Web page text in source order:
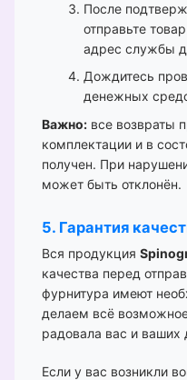
После
отправьте
адрес службы
Дождитесь
денежных
Важно: все возвраты
комплектации и в
получен. При
может быть отклонён.
5. Гарантия
Вся продукция
качества перед
фурнитура имеют
делаем всё
радовала вас и ваших
Если у вас возникли